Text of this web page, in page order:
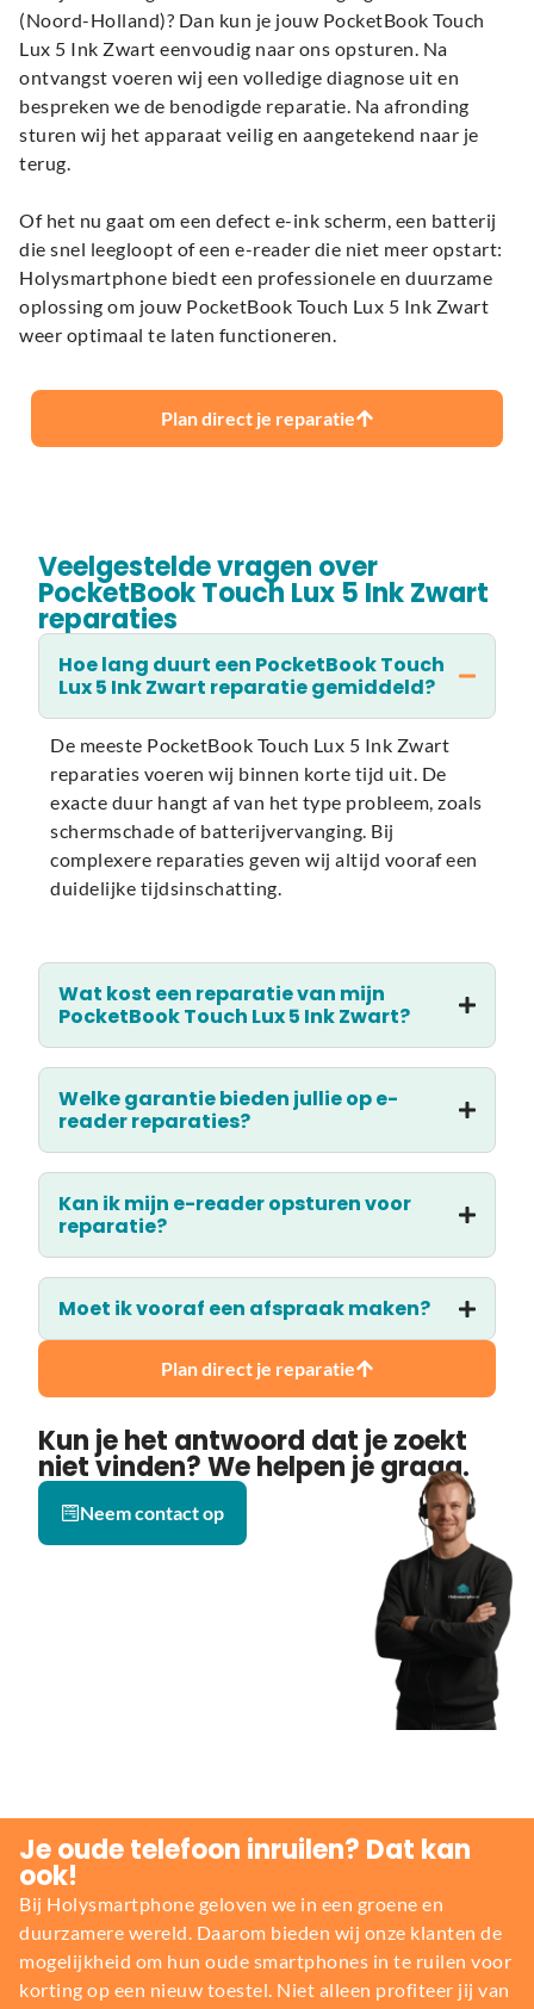
(Noord-Holland)? Dan kun je jouw PocketBook Touch
Lux 5 Ink Zwart eenvoudig naar ons opsturen. Na
ontvangst voeren wij een volledige diagnose uit en
bespreken we de benodigde reparatie. Na afronding
sturen wij het apparaat veilig en aangetekend naar je
terug.
Of het nu gaat om een defect e-ink scherm, een batterij
die snel leegloopt of een e-reader die niet meer opstart:
Holysmartphone biedt een professionele en duurzame
oplossing om jouw PocketBook Touch Lux 5 Ink Zwart
weer optimaal te laten functioneren.
Plan direct je reparatie
Veelgestelde vragen over
PocketBook Touch Lux 5 Ink Zwart
reparaties
Hoe lang duurt een PocketBook Touch
Lux 5 Ink Zwart reparatie gemiddeld?
De meeste PocketBook Touch Lux 5 Ink Zwart
reparaties voeren wij binnen korte tijd uit. De
exacte duur hangt af van het type probleem, zoals
schermschade of batterijvervanging. Bij
complexere reparaties geven wij altijd vooraf een
duidelijke tijdsinschatting.
Wat kost een reparatie van mijn
PocketBook Touch Lux 5 Ink Zwart?
Welke garantie bieden jullie op e-
reader reparaties?
Kan ik mijn e-reader opsturen voor
reparatie?
Moet ik vooraf een afspraak maken?
Plan direct je reparatie
Kun je het antwoord dat je zoekt
niet vinden? We helpen je graag.
Neem contact op
Je oude telefoon inruilen? Dat kan
ook!
Bij Holysmartphone geloven we in een groene en
duurzamere wereld. Daarom bieden wij onze klanten de
mogelijkheid om hun oude smartphones in te ruilen voor
korting op een nieuw toestel. Niet alleen profiteer jij van